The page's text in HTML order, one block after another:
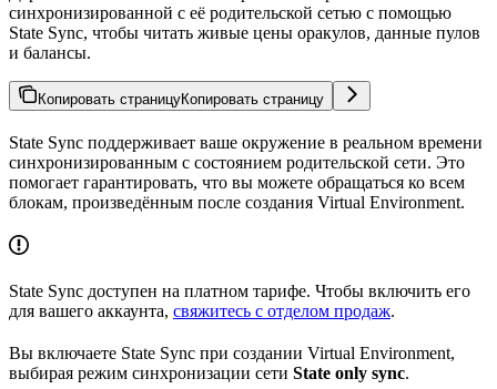
синхронизированной с её родительской сетью с помощью
State Sync, чтобы читать живые цены оракулов, данные пулов
и балансы.
Копировать страницуКопировать страницу
State Sync поддерживает ваше окружение в реальном времени
синхронизированным с состоянием родительской сети. Это
помогает гарантировать, что вы можете обращаться ко всем
блокам, произведённым после создания Virtual Environment.
State Sync доступен на платном тарифе. Чтобы включить его
для вашего аккаунта, свяжитесь с отделом продаж.
Вы включаете State Sync при создании Virtual Environment,
выбирая режим синхронизации сети State only sync.